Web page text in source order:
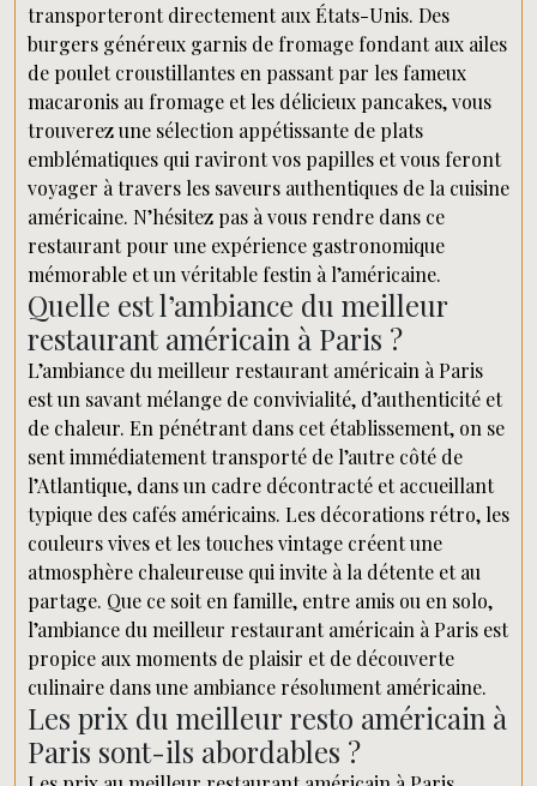
transporteront directement aux États-Unis. Des
burgers généreux garnis de fromage fondant aux ailes
de poulet croustillantes en passant par les fameux
macaronis au fromage et les délicieux pancakes, vous
trouverez une sélection appétissante de plats
emblématiques qui raviront vos papilles et vous feront
voyager à travers les saveurs authentiques de la cuisine
américaine. N’hésitez pas à vous rendre dans ce
restaurant pour une expérience gastronomique
mémorable et un véritable festin à l’américaine.
Quelle est l’ambiance du meilleur
restaurant américain à Paris ?
L’ambiance du meilleur restaurant américain à Paris
est un savant mélange de convivialité, d’authenticité et
de chaleur. En pénétrant dans cet établissement, on se
sent immédiatement transporté de l’autre côté de
l’Atlantique, dans un cadre décontracté et accueillant
typique des cafés américains. Les décorations rétro, les
couleurs vives et les touches vintage créent une
atmosphère chaleureuse qui invite à la détente et au
partage. Que ce soit en famille, entre amis ou en solo,
l’ambiance du meilleur restaurant américain à Paris est
propice aux moments de plaisir et de découverte
culinaire dans une ambiance résolument américaine.
Les prix du meilleur resto américain à
Paris sont-ils abordables ?